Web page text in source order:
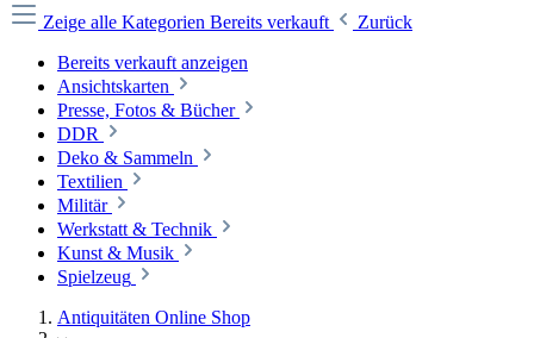
Zeige alle Kategorien Bereits verkauft
Zurück
Bereits verkauft anzeigen
Ansichtskarten
Presse, Fotos & Bücher
DDR
Deko & Sammeln
Textilien
Militär
Werkstatt & Technik
Kunst & Musik
Spielzeug
Antiquitäten Online Shop